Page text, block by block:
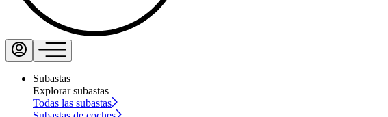
Subastas
Explorar subastas
Todas las subastas